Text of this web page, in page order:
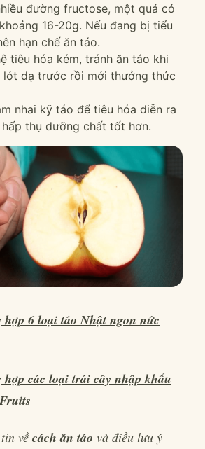
đường fructose, một quả có
16-20g. Nếu đang bị tiểu
hạn chế ăn táo.
tiêu hóa kém, tránh ăn táo khi
lót dạ trước rồi mới thưởng thức
nhai kỹ táo để tiêu hóa diễn ra
hấp thụ dưỡng chất tốt hơn.
hợp 6 loại táo Nhật ngon nức
hợp các loại trái cây nhập khẩu
về cách ăn táo và điều lưu ý